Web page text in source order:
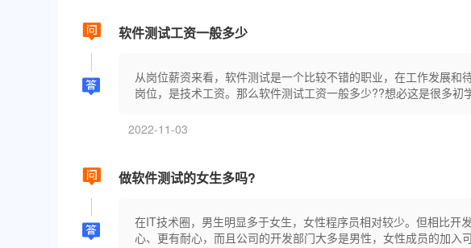
软件测试工资一般多少
从岗位薪资来看，软件测试是一个比较不错的职业，在工作发展
岗位，是技术工资。那么软件测试工资一般多少??想必这是很多初
2022-11-03
做软件测试的女生多吗?
在IT技术圈，男生明显多于女生，女性程序员相对较少。但相比开
心、更有耐心，而且公司的开发部门大多是男性，女性成员的加入